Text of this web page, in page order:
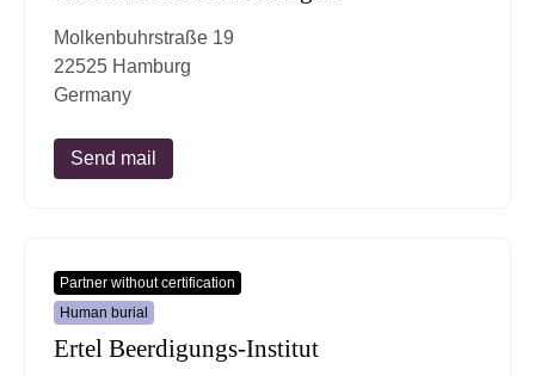
Molkenbuhrstraße 19
22525 Hamburg
Germany
Send mail
Partner without certification
Human burial
Ertel Beerdigungs-Institut